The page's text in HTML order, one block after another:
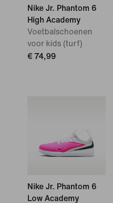
Nike Jr. Phantom 6
High Academy
Voetbalschoenen
voor kids (turf)
€ 74,99
Nike Jr. Phantom 6
Low Academy